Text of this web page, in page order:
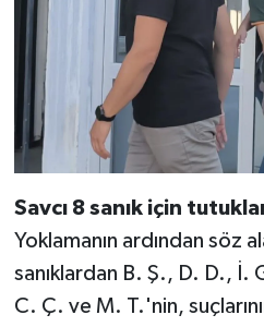
Savcı 8 sanık için
Yoklamanın ardından söz
sanıklardan B. Ş., D. D.,
C. Ç. ve M. T.'nin,